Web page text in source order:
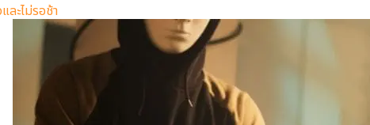
ละไม่รอช้า